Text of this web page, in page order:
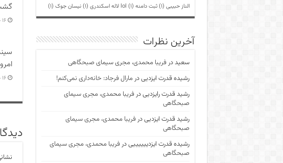
۱۶ خرداد ۱۴۰۴
۱۶ خرداد ۱۴۰۴
الناز حبیبی (1) ثبت دامنه lol (1) لاله اسکندری (1) نیسان جوک (1)
آخرین نظرات
سعیددرفریبا محمدی، مجری سیمای صبحگاهی
رشیده قدرت ایزدییدرمارال فرجاد: خانه‌داری نمی‌کنم!
رشید قدرت رایزدییدرفریبا محمدی، مجری سیمای
صبحگاهی
رشید قدرت ایزدییدرفریبا محمدی، مجری سیمای
صبحگاهی
رشیده قدرت ایزدیییییییدرفریبا محمدی، مجری سیمای
صبحگاهی